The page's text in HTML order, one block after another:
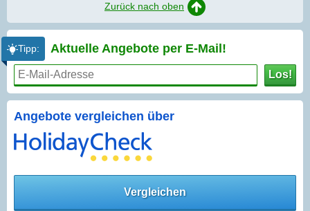
Zurück nach oben
Tipp: Aktuelle Angebote per E-Mail!
Los!
Angebote vergleichen über
Vergleichen